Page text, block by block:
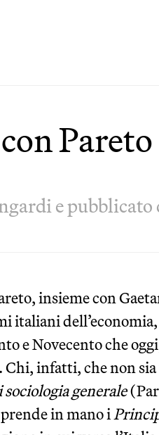
Pareto
e
insieme con
italiani
e Novecento che
infatti, che non
generale
in mano i